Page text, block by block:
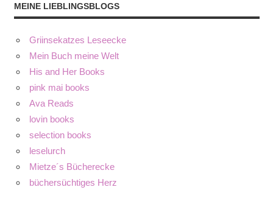
MEINE LIEBLINGSBLOGS
Griinsekatzes Leseecke
Mein Buch meine Welt
His and Her Books
pink mai books
Ava Reads
lovin books
selection books
leselurch
Mietze´s Bücherecke
büchersüchtiges Herz